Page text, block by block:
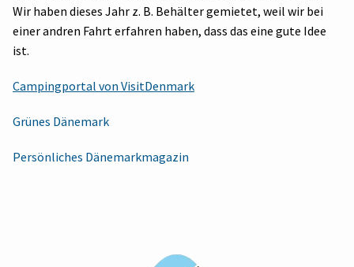
Wir haben dieses Jahr z. B. Behälter gemietet, weil wir bei
einer andren Fahrt erfahren haben, dass das eine gute Idee
ist.
Campingportal von VisitDenmark
Grünes Dänemark
Persönliches Dänemarkmagazin